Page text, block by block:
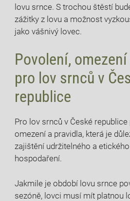
lovu srnce. S trochou štěstí
zážitky z lovu a možnost
jako vášnivý lovec.
Povolení,⁤
⁤pro lov srnců v
republice
Pro lov srnců v ⁢České‌
omezení a pravidla, která je
zajištění udržitelného a
hospodaření.
Jakmile je ⁣období lovu srnce
sezóně,​ lovci⁤ musí mít platnou⁤